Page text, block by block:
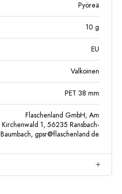
Pyöreä
10 g
EU
Valkoinen
PET 38 mm
Flaschenland GmbH, Am
Kirchenwald 1, 56235 Ransbach-
Baumbach, gpsr@flaschenland.de